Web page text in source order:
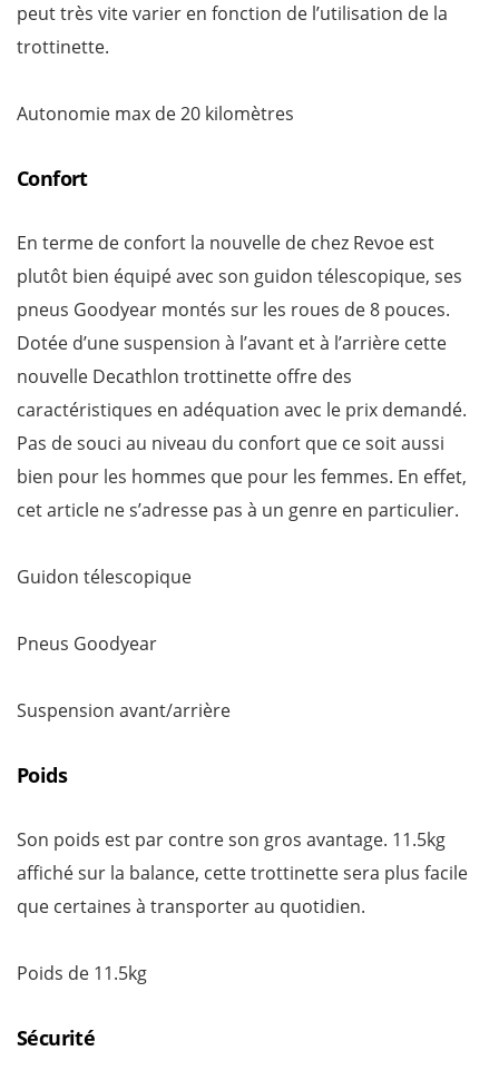
peut très vite varier en fonction de l’utilisation de la
trottinette.
Autonomie max de 20 kilomètres
Confort
En terme de confort la nouvelle de chez Revoe est
plutôt bien équipé avec son guidon télescopique, ses
pneus Goodyear montés sur les roues de 8 pouces.
Dotée d’une suspension à l’avant et à l’arrière cette
nouvelle Decathlon trottinette offre des
caractéristiques en adéquation avec le prix demandé.
Pas de souci au niveau du confort que ce soit aussi
bien pour les hommes que pour les femmes. En effet,
cet article ne s’adresse pas à un genre en particulier.
Guidon télescopique
Pneus Goodyear
Suspension avant/arrière
Poids
Son poids est par contre son gros avantage. 11.5kg
affiché sur la balance, cette trottinette sera plus facile
que certaines à transporter au quotidien.
Poids de 11.5kg
Sécurité